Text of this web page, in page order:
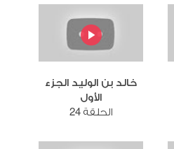
خالد بن الوليد الجزء
الأول
الحلقة 24